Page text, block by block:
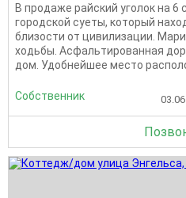
В продаже райский уголок на 6
городской суеты, который
близости от цивилизации.
ходьбы. Асфальтированная
дом. Удобнейшее место
Собственник 03.06